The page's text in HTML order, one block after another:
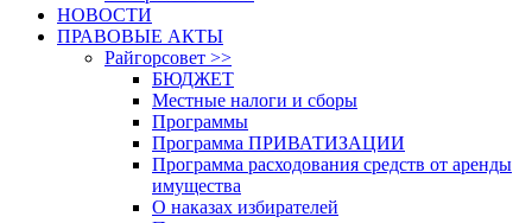
НОВОСТИ
ПРАВОВЫЕ АКТЫ
Райгорсовет >>
БЮДЖЕТ
Местные налоги и сборы
Программы
Программа ПРИВАТИЗАЦИИ
Программа расходования средств от аренды
имущества
О наказах избирателей